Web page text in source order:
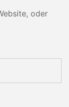
oder